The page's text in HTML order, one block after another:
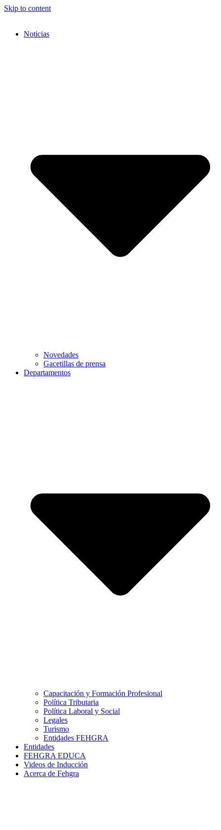
Skip to content
Noticias
Novedades
Gacetillas de prensa
Departamentos
Capacitación y Formación Profesional
Política Tributaria
Política Laboral y Social
Legales
Turismo
Entidades FEHGRA
Entidades
FEHGRA EDUCA
Videos de Inducción
Acerca de Fehgra